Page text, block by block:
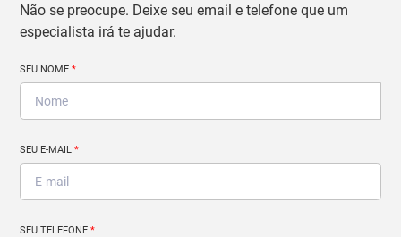
Não se preocupe. Deixe seu email e telefone que um
especialista irá te ajudar.
SEU NOME*
SEU E-MAIL*
SEU TELEFONE*